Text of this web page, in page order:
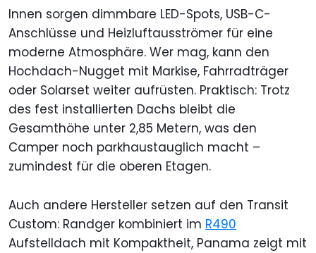
Innen sorgen dimmbare LED-Spots, USB-C-
Anschlüsse und Heizluftausströmer für eine
moderne Atmosphäre. Wer mag, kann den
Hochdach-Nugget mit Markise, Fahrradträger
oder Solarset weiter aufrüsten. Praktisch: Trotz
des fest installierten Dachs bleibt die
Gesamthöhe unter 2,85 Metern, was den
Camper noch parkhaustauglich macht –
zumindest für die oberen Etagen.
Auch andere Hersteller setzen auf den Transit
Custom: Randger kombiniert im R490
Aufstelldach mit Kompaktheit, Panama zeigt mit